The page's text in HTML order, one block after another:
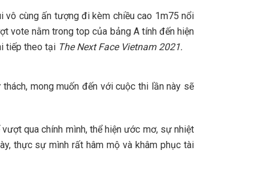
vô cùng ấn tượng đi kèm chiều cao 1m75 nổi
vote nằm trong top của bảng A tính đến hiện
tiếp theo tại The Next Face Vietnam 2021.
mong muốn đến với cuộc thi lần này sẽ
qua chính mình, thể hiện ước mơ, sự nhiệt
thực sự mình rất hâm mộ và khâm phục tài